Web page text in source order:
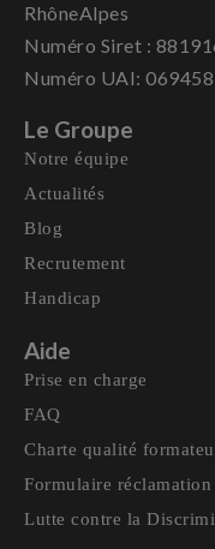
RhôneAlpes
Numéro Siret :
Numéro UAI:
Le Groupe
Notre équipe
Actualités
Blog
Recrutement
Handicap
Aide
Prise en charge
FAQ
Charte qualité
Formulaire réclamation
Lutte contre la